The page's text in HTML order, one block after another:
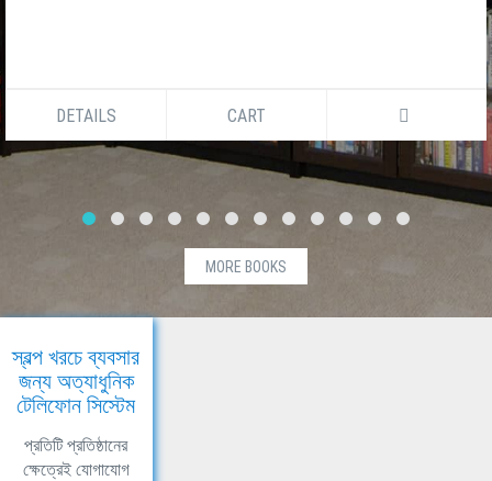
DETAILS CART
MORE BOOKS
স্বল্প খরচে ব্যবসার
জন্য অত্যাধুনিক
টেলিফোন সিস্টেম
প্রতিটি প্রতিষ্ঠানের
ক্ষেত্রেই যোগাযোগ